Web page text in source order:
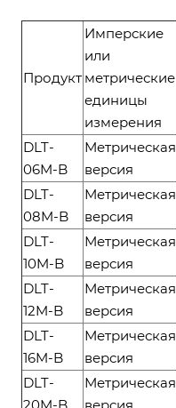
Продукт
Имперские
или
метрические
единицы
измерения
DLT-
06M-B
Метрическая
версия
DLT-
08M-B
Метрическая
версия
DLT-
10M-B
Метрическая
версия
DLT-
12M-B
Метрическая
версия
DLT-
16M-B
Метрическая
версия
DLT-
Метрическая